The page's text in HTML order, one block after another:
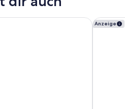
Old Town Anzeige